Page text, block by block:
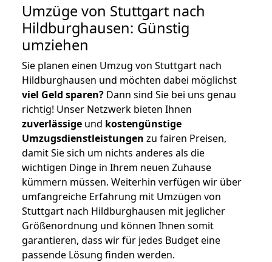
Umzüge von Stuttgart nach
Hildburghausen: Günstig
umziehen
Sie planen einen Umzug von Stuttgart nach
Hildburghausen und möchten dabei möglichst
viel Geld sparen? Dann sind Sie bei uns genau
richtig! Unser Netzwerk bieten Ihnen
zuverlässige und kostengünstige
Umzugsdienstleistungen zu fairen Preisen,
damit Sie sich um nichts anderes als die
wichtigen Dinge in Ihrem neuen Zuhause
kümmern müssen. Weiterhin verfügen wir über
umfangreiche Erfahrung mit Umzügen von
Stuttgart nach Hildburghausen mit jeglicher
Größenordnung und können Ihnen somit
garantieren, dass wir für jedes Budget eine
passende Lösung finden werden.